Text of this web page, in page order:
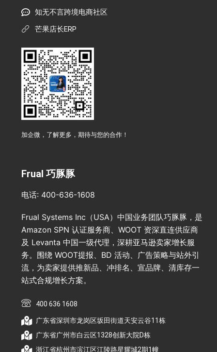
知无不言跨境电商社区
芒果店长ERP
加企微，了解更多，期待与您的合作！
Frual 巧豚豚
电话: 400-636-1608
Frual Systems Inc（USA）中国业务团队巧豚豚，是
Amazon SPN 认证服务商、WOOT 资深直连供应商
及 Levanta 中国一级代理，深耕亚马逊卖家增长服
务。围绕 WOOT提报、BD 活动、广告策略与站外引
流，为卖家提供推新品、冲排名、宣品牌、清库存一
站式合规增长方案。
400 636 1608
广东省深圳市龙岗区坂田街道天安云谷11栋
广东省广州市白云区1328创新大院D栋
浙江省杭州市滨江区江陵路星耀城2期1幢